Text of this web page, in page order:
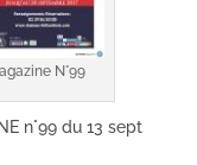
N°99
n°99 du 13 sept